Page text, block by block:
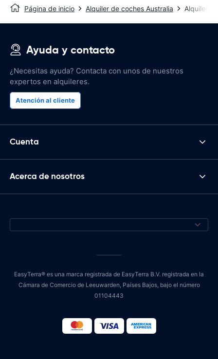
Página de inicio Alquiler de coches Australia Alquiler
Ayuda y contacto
¿Necesitas ayuda? Contacta con unos de nuestros
expertos en alquileres.
Atención al cliente
Cuenta
Acerca de nosotros
EasyTerra® es una marca registrada de EasyTerra B.V. registrada en la
Cámara de Comercio de Leeuwarden, Países Bajos, bajo el número
01104443